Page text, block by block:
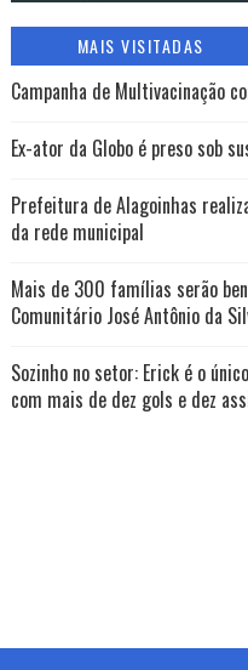
MAIS VISITADAS
Campanha de Multivacinação
Ex-ator da Globo é preso sob
Prefeitura de Alagoinhas
da rede municipal
Mais de 300 famílias serão
Comunitário José Antônio da
Sozinho no setor: Erick é o
com mais de dez gols e dez